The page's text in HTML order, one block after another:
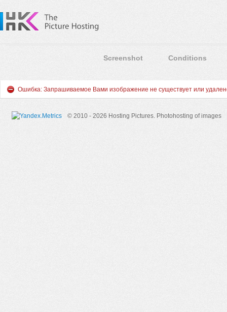
Screenshot Conditions
Ошибка: Запрашиваемое Вами изображение не существует или
© 2010 - 2026 Hosting Pictures. Photohosting of images